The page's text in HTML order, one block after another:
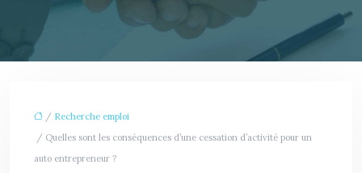
/ Recherche emploi
/ Quelles sont les conséquences d’une cessation d’activité pour un
auto entrepreneur ?